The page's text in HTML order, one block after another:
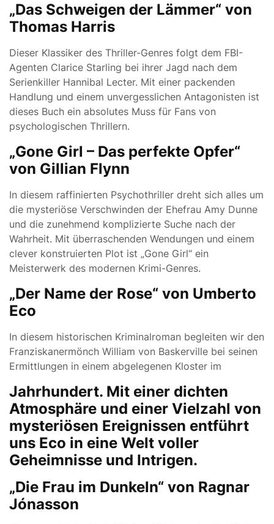
„Das Schweigen der Lämmer“ von
Thomas Harris
Dieser Klassiker des Thriller-Genres folgt dem FBI-
Agenten Clarice Starling bei ihrer Jagd nach dem
Serienkiller Hannibal Lecter. Mit einer packenden
Handlung und einem unvergesslichen Antagonisten ist
dieses Buch ein absolutes Muss für Fans von
psychologischen Thrillern.
„Gone Girl – Das perfekte Opfer“
von Gillian Flynn
In diesem raffinierten Psychothriller dreht sich alles um
die mysteriöse Verschwinden der Ehefrau Amy Dunne
und die zunehmend komplizierte Suche nach der
Wahrheit. Mit überraschenden Wendungen und einem
clever konstruierten Plot ist „Gone Girl“ ein
Meisterwerk des modernen Krimi-Genres.
„Der Name der Rose“ von Umberto
Eco
In diesem historischen Kriminalroman begleiten wir den
Franziskanermönch William von Baskerville bei seinen
Ermittlungen in einem abgelegenen Kloster im
Jahrhundert. Mit einer dichten
Atmosphäre und einer Vielzahl von
mysteriösen Ereignissen entführt
uns Eco in eine Welt voller
Geheimnisse und Intrigen.
„Die Frau im Dunkeln“ von Ragnar
Jónasson